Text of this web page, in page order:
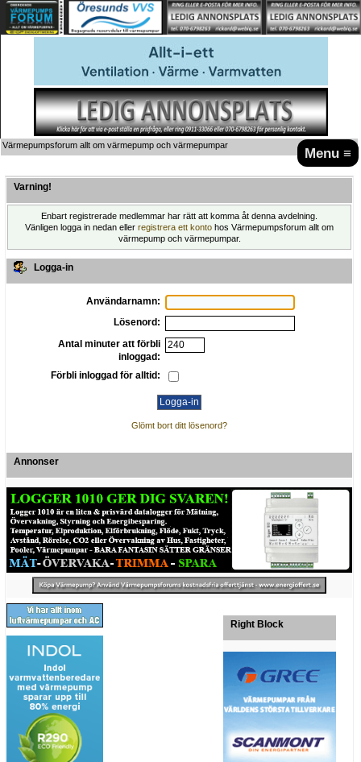
Menu ≡
Värmepumpsforum allt om värmepump och värmepumpar
Varning!
Enbart registrerade medlemmar har rätt att komma åt denna avdelning.
Vänligen logga in nedan eller registrera ett konto hos Värmepumpsforum allt om
värmepump och värmepumpar.
Logga-in
Användarnamn:
Lösenord:
Antal minuter att förbli
inloggad:
Förbli inloggad för alltid:
Glömt bort ditt lösenord?
Annonser
Right Block